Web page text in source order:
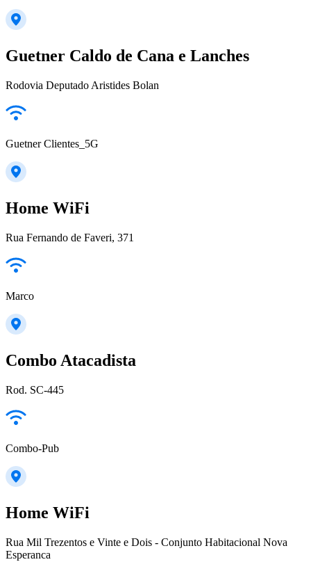
Guetner Caldo de Cana e Lanches
Rodovia Deputado Aristides Bolan
Guetner Clientes_5G
Home WiFi
Rua Fernando de Faveri, 371
Marco
Combo Atacadista
Rod. SC-445
Combo-Pub
Home WiFi
Rua Mil Trezentos e Vinte e Dois - Conjunto Habitacional Nova
Esperanca